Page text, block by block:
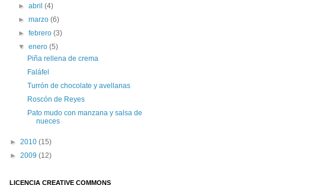
►abril(4)
►marzo(6)
►febrero(3)
▼enero(5)
Piña rellena de crema
Faláfel
Turrón de chocolate y avellanas
Roscón de Reyes
Pato mudo con manzana y salsa de
nueces
► 2010 (15)
► 2009 (12)
LICENCIA CREATIVE COMMONS